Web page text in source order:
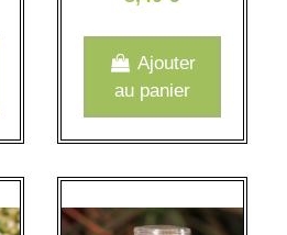
Ajouter
au panier